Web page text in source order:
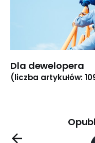
Dla dewelopera
(liczba artykułów: